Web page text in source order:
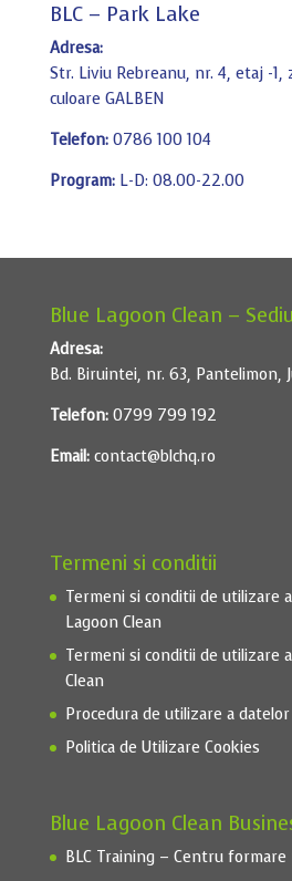
BLC – Park Lake
Adresa:
Str. Liviu Rebreanu, nr. 4, etaj -1,
culoare GALBEN
Telefon: 0786 100 104
Program: L-D: 08.00-22.00
Blue Lagoon Clean –
Adresa:
Bd. Biruintei, nr. 63, Pantelimon,
Telefon:0799 799 192
Email: contact@blchq.ro
Termeni si conditii
Termeni si conditii de utilizare
Lagoon Clean
Termeni si conditii de utilizare
Clean
Procedura de utilizare a
Politica de Utilizare Cookies
Blue Lagoon Clean
BLC Training – Centru